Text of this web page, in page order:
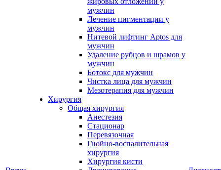
мужчин
Лечение пигментации у
мужчин
Нитевой лифтинг Aptos для
мужчин
Удаление рубцов и шрамов у
мужчин
Ботокс для мужчин
Чистка лица для мужчин
Мезотерапия для мужчин
Хирургия
Общая хирургия
Анестезия
Стационар
Перевязочная
Гнойно-воспалительная
хирургия
Хирургия кисти